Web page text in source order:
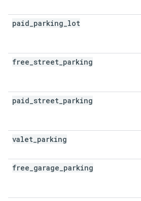
paid_parking_lot
free_street_parking
paid_street_parking
valet_parking
free_garage_parking